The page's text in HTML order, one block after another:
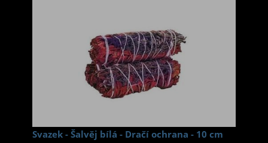
Svazek - Šalvěj bílá - Dračí ochrana - 10 cm